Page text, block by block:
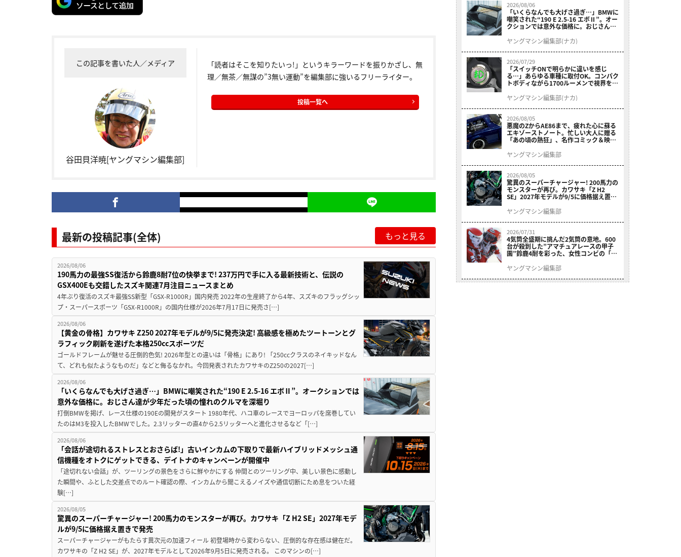
この記事を書いた人／メディア
谷田貝洋暁[ヤングマシン編集部]
「読者はそこを知りたいっ!」というキラーワードを振りかざし、無
理／無茶／無謀の”3無い運動”を編集部に強いるフリーライター。
投稿一覧へ
最新の投稿記事(全体) もっと見る
2026/08/06
190馬力の最強SS復活から鈴鹿8耐7位の快挙まで! 237万円で手に入る最新技術と、伝説の
GSX400Eも交錯したスズキ関連7月注目ニュースまとめ
4年ぶり復活のスズキ最強SS新型「GSX-R1000R」国内発売 2022年の生産終了から4年、スズキのフラッグシッ
プ・スーパースポーツ「GSX-R1000R」の国内仕様が2026年7月17日に発売さ[…]
2026/08/06
【黄金の骨格】カワサキ Z250 2027年モデルが9/5に発売決定! 高級感を極めたツートーンとグ
ラフィック刷新を遂げた本格250ccスポーツだ
ゴールドフレームが魅せる圧倒的色気! 2026年型との違いは「骨格」にあり! 「250ccクラスのネイキッドなん
て、どれも似たようなものだ」などと侮るなかれ。今回発表されたカワサキのZ250の2027[…]
2026/08/06
「いくらなんでも大げさ過ぎ…」BMWに嘲笑された“190 E 2.5-16 エボⅡ”。オークションでは
意外な価格に。おじさん達が少年だった頃の憧れのクルマを深堀り
打倒BMWを掲げ、レース仕様の190Eの開発がスタート 1980年代、ハコ車のレースでヨーロッパを席巻してい
たのはM3を投入したBMWでした。2.3リッターの直4から2.5リッターへと進化させるなど「[…]
2026/08/06
「会話が途切れるストレスとおさらば!」古いインカムの下取りで最新ハイブリッドメッシュ通
信機種をオトクにゲットできる、デイトナのキャンペーンが開催中
「途切れない会話」が、ツーリングの景色をさらに鮮やかにする 仲間とのツーリング中、美しい景色に感動し
た瞬間や、ふとした交差点でのルート確認の際、インカムから聞こえるノイズや通信切断にため息をついた経
験[…]
2026/08/05
驚異のスーパーチャージャー! 200馬力のモンスターが再び。カワサキ「Z H2 SE」2027年モデ
ルが9/5に価格据え置きで発売
スーパーチャージャーがもたらす異次元の加速フィール 初登場時から変わらない、圧倒的な存在感は健在だ。
カワサキの「Z H2 SE」が、2027年モデルとして2026年9月5日に発売される。 このマシンの[…]
2026/08/06
「いくらなんでも大げさ過ぎ…」BMWに
嘲笑された“190 E 2.5-16 エボⅡ”。オー
クションでは意外な価格に。おじさん達
ヤングマシン編集部(ナカ)
2026/07/29
「スイッチONで明らかに違いを感じ
る…」あらゆる車種に取付OK。コンパク
トボディながら1700ルーメンで視界を確
ニット プレシャスレイ スモール］
ヤングマシン編集部(ナカ)
2026/08/05
悪魔のZからAE86まで、疲れた心に蘇る
エキゾーストノート。忙しい大人に贈る
「あの頃の熱狂」、名作コミック＆映画
結！
ヤングマシン編集部
2026/08/05
驚異のスーパーチャージャー! 200馬力の
モンスターが再び。カワサキ「Z H2
SE」2027年モデルが9/5に価格据え置き
ヤングマシン編集部
2026/07/31
4気筒全盛期に挑んだ2気筒の意地。600
台が殺到した”アマチュアレースの甲子
園”鈴鹿4耐を彩った、女性コンビの「ス
ヤングマシン編集部